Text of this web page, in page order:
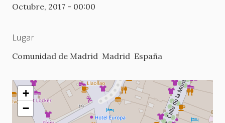
Octubre, 2017 - 00:00
Lugar
Comunidad de Madrid Madrid España
+
−